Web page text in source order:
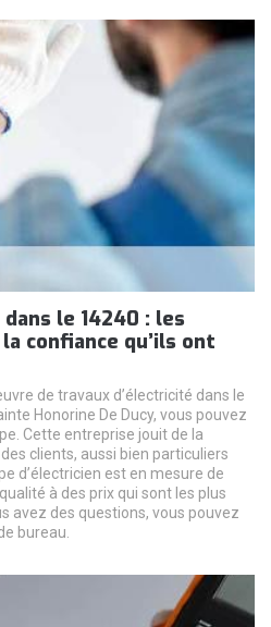
le 14240 : les
confiance qu’ils ont
de travaux d’électricité dans le
Honorine De Ducy, vous pouvez
Cette entreprise jouit de la
clients, aussi bien particuliers
d’électricien est en mesure de
à des prix qui sont les plus
avez des questions, vous pouvez
bureau.